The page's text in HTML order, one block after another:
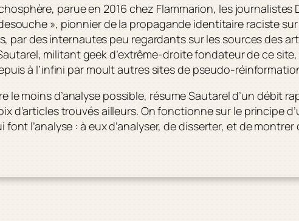
, parue en 2016 chez Flammarion, les
», pionnier de la propagande identitaire raciste
par des internautes peu regardants sur les sources des
militantgeek d’extrême-droite fondateur de ce
à l’infini par moult autres sites de pseudo-
le moins d’analyse possible, résume Sautarel d’un débit
d’articles trouvés ailleurs. On fonctionne sur le principe
l’analyse : à eux d’analyser, de disserter, et de